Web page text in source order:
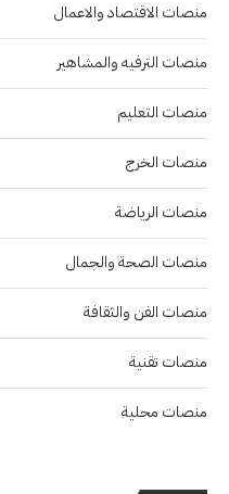
منصات الاقتصاد والاعمال
منصات الترفيه والمشاهير
منصات التعليم
منصات الخرج
منصات الرياضة
منصات الصحة والجمال
منصات الفن والثقافة
منصات تقنية
منصات محلية